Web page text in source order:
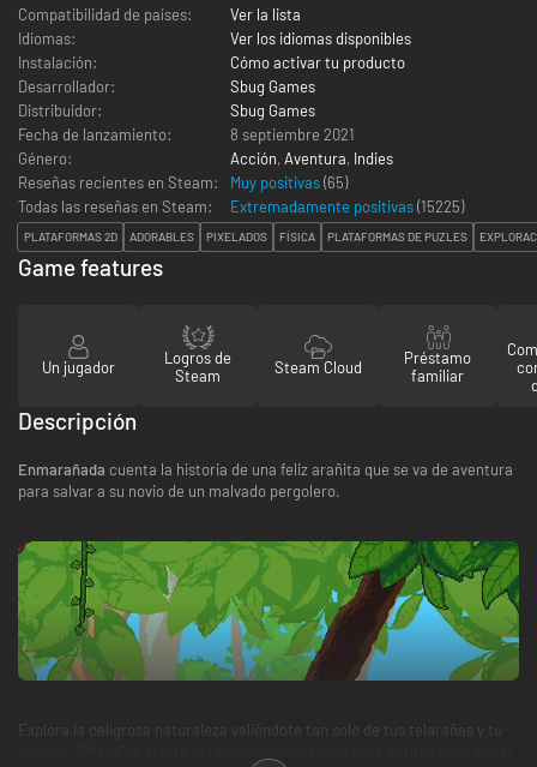
Compatibilidad de países:
Ver la lista
Idiomas:
Ver los idiomas disponibles
Instalación:
Cómo activar tu producto
Desarrollador:
Sbug Games
Distribuidor:
Sbug Games
Fecha de lanzamiento:
8 septiembre 2021
Género:
Acción, Aventura, Indies
Reseñas recientes en Steam:
Muy positivas(65)
Todas las reseñas en Steam:
Extremadamente positivas(15225)
PLATAFORMAS 2D ADORABLES PIXELADOS FÍSICA PLATAFORMAS DE PUZLES
Game features
Un jugador
Logros de
Steam
Steam Cloud
Préstamo
familiar
Descripción
Enmarañada cuenta la historia de una feliz arañita que se va de aventura
para salvar a su novio de un malvado pergolero.
Explora la peligrosa naturaleza valiéndote tan solo de tus telarañas y tu